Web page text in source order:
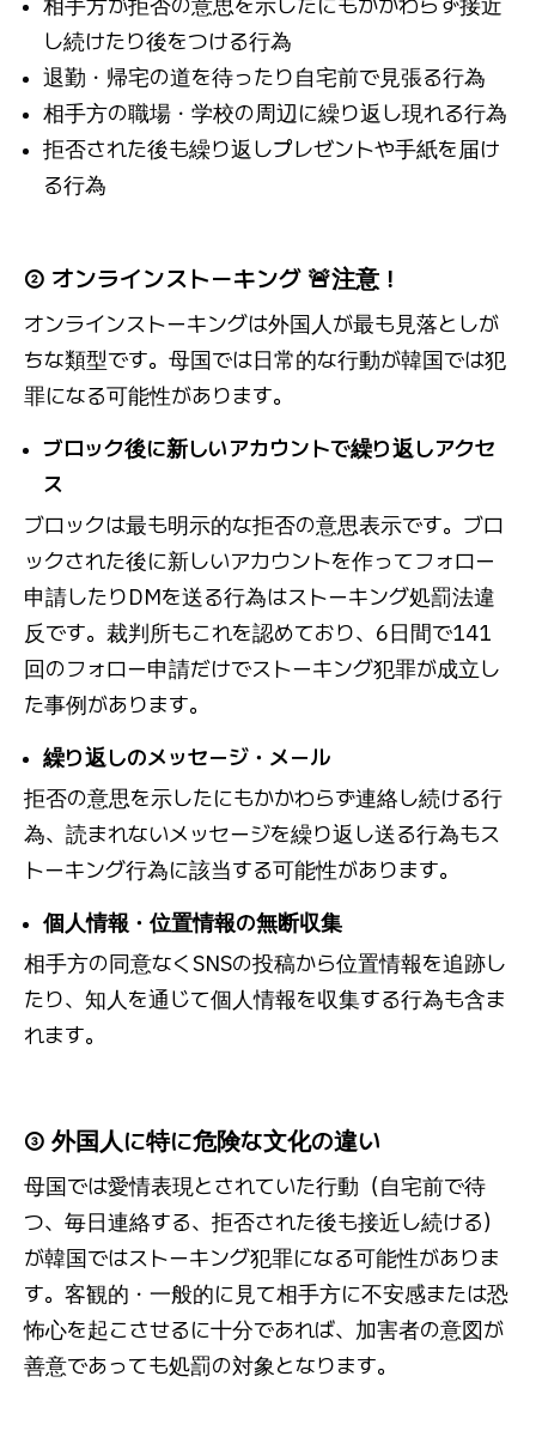
し続けたり後をつける行為
退勤・帰宅の道を待ったり自宅前で見張る行為
相手方の職場・学校の周辺に繰り返し現れる行為
拒否された後も繰り返しプレゼントや手紙を届け
る行為
② オンラインストーキング 🚨注意！
オンラインストーキングは外国人が最も見落としが
ちな類型です。母国では日常的な行動が韓国では犯
罪になる可能性があります。
ブロック後に新しいアカウントで繰り返しアクセ
ス
ブロックは最も明示的な拒否の意思表示です。ブロ
ックされた後に新しいアカウントを作ってフォロー
申請したりDMを送る行為はストーキング処罰法違
反です。裁判所もこれを認めており、6日間で141
回のフォロー申請だけでストーキング犯罪が成立し
た事例があります。
繰り返しのメッセージ・メール
拒否の意思を示したにもかかわらず連絡し続ける行
為、読まれないメッセージを繰り返し送る行為もス
トーキング行為に該当する可能性があります。
個人情報・位置情報の無断収集
相手方の同意なくSNSの投稿から位置情報を追跡し
たり、知人を通じて個人情報を収集する行為も含ま
れます。
③ 外国人に特に危険な文化の違い
母国では愛情表現とされていた行動（自宅前で待
つ、毎日連絡する、拒否された後も接近し続ける）
が韓国ではストーキング犯罪になる可能性がありま
す。客観的・一般的に見て相手方に不安感または恐
怖心を起こさせるに十分であれば、加害者の意図が
善意であっても処罰の対象となります。